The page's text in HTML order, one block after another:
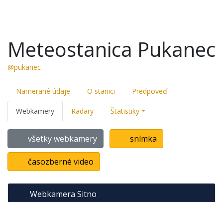
Meteostanica Pukanec
@pukanec
Namerané údaje O stanici Predpoveď
Webkamery Radary Štatistiky
všetky webkamery snímka
časozberné video
Webkamera Sitno